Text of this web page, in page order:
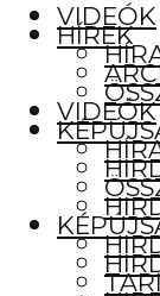
VIDEÓK
HÍREK
VIDEÓK